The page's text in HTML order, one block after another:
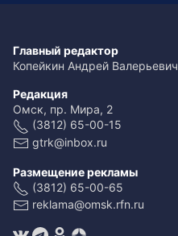
Главный редактор
Копейкин Андрей Валерьевич
Редакция
Омск, пр. Мира, 2
(3812) 65-00-15
gtrk@inbox.ru
Размещение рекламы
(3812) 65-00-65
reklama@omsk.rfn.ru